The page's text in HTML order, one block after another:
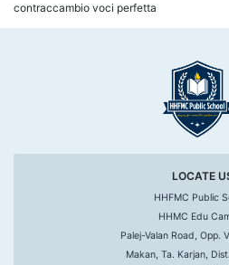
contraccambio voci perfetta
LOCATE
HHFMC Public
HHMC Edu
Palej-Valan Road, Opp.
Makan, Ta. Karjan,